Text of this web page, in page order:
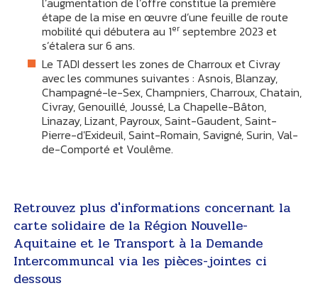
étape de la mise en œuvre d’une feuille de route
mobilité qui débutera au 1erseptembre 2023 et
s’étalera sur 6 ans.
Le TADI dessert les zones de Charroux et Civray
avec les communes suivantes : Asnois, Blanzay,
Champagné-le-Sex, Champniers, Charroux, Chatain,
Civray, Genouillé, Joussé, La Chapelle-Bâton,
Linazay, Lizant, Payroux, Saint-Gaudent, Saint-
Pierre-d'Exideuil, Saint-Romain, Savigné, Surin, Val-
de-Comporté et Voulême.
Retrouvez plus d'informations concernant la
carte solidaire de la Région Nouvelle-
Aquitaine et le Transport à la Demande
Intercommuncal via les pièces-jointes ci
dessous